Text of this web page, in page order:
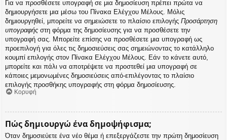
Για να προσθέσετε υπογραφή σε μια δημοσίευση πρέπει πρώτα να
δημιουργήσετε μια μέσω του Πίνακα Ελέγχου Μέλους. Μόλις
δημιουργηθεί, μπορείτε να σημειώσετε το πλαίσιο επιλογής Προσάρτηση
υπογραφής στη φόρμα της δημοσίευσης για να προσθέσετε την
υπογραφή σας. Μπορείτε επίσης να προσθέσετε μια υπογραφή ως
προεπιλογή για όλες τις δημοσιεύσεις σας σημειώνοντας το κατάλληλο
κουμπί επιλογής στον Πίνακα Ελέγχου Μέλους. Εάν το κάνετε αυτό,
μπορείτε και πάλι να αποτρέψετε να προστεθεί μια υπογραφή σε
κάποιες μεμονωμένες δημοσιεύσεις από-επιλέγοντας το πλαίσιο
επιλογής προσθήκης υπογραφής στη φόρμα δημοσίευσης.
Κορυφή
Πώς δημιουργώ ένα δημοψήφισμα;
Όταν δημοσιεύετε ένα νέο θέμα ή επεξεργάζεστε την πρώτη δημοσίευση